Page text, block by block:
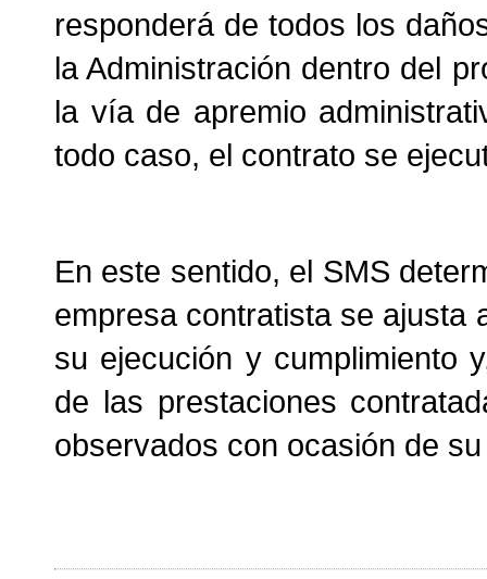
responderá de todos los
la Administración dentro del
la vía de apremio
todo caso, el contrato se
En este sentido, el SMS
empresa contratista se ajusta
su ejecución y cumplimiento
de las prestaciones
observados con ocasión de